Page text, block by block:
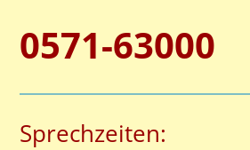
0571-63000
Sprechzeiten: